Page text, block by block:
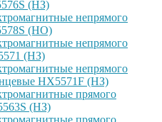
(НЗ)
непрямого
(НО)
непрямого
(НЗ)
непрямого
HX5571F (НЗ)
прямого
(НЗ)
прямого